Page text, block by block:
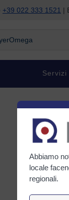
+39 022 333 1521 |
Servizi
Abbiamo
locale
regionali.